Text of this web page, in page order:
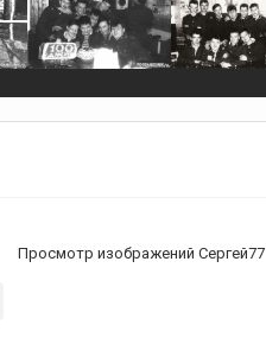
Просмотр изображений Сергей77